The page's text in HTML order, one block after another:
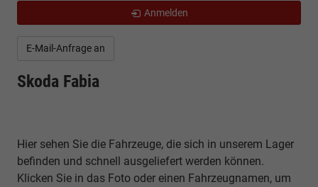
E-Mail-Anfrage an
Skoda Fabia
Hier sehen Sie die Fahrzeuge, die sich in unserem Lager
befinden und schnell ausgeliefert werden können.
Klicken Sie in das Foto oder einen Fahrzeugnamen, um
Anmelden